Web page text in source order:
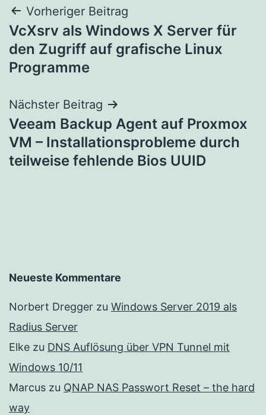
Beitragsnavigation
Vorheriger Beitrag
VcXsrv als Windows X Server für
den Zugriff auf grafische Linux
Programme
Nächster Beitrag
Veeam Backup Agent auf Proxmox
VM – Installationsprobleme durch
teilweise fehlende Bios UUID
Neueste Kommentare
Norbert Dregger zu Windows Server 2019 als
Radius Server
Elke zu DNS Auflösung über VPN Tunnel mit
Windows 10/11
Marcus zu QNAP NAS Passwort Reset – the hard
way